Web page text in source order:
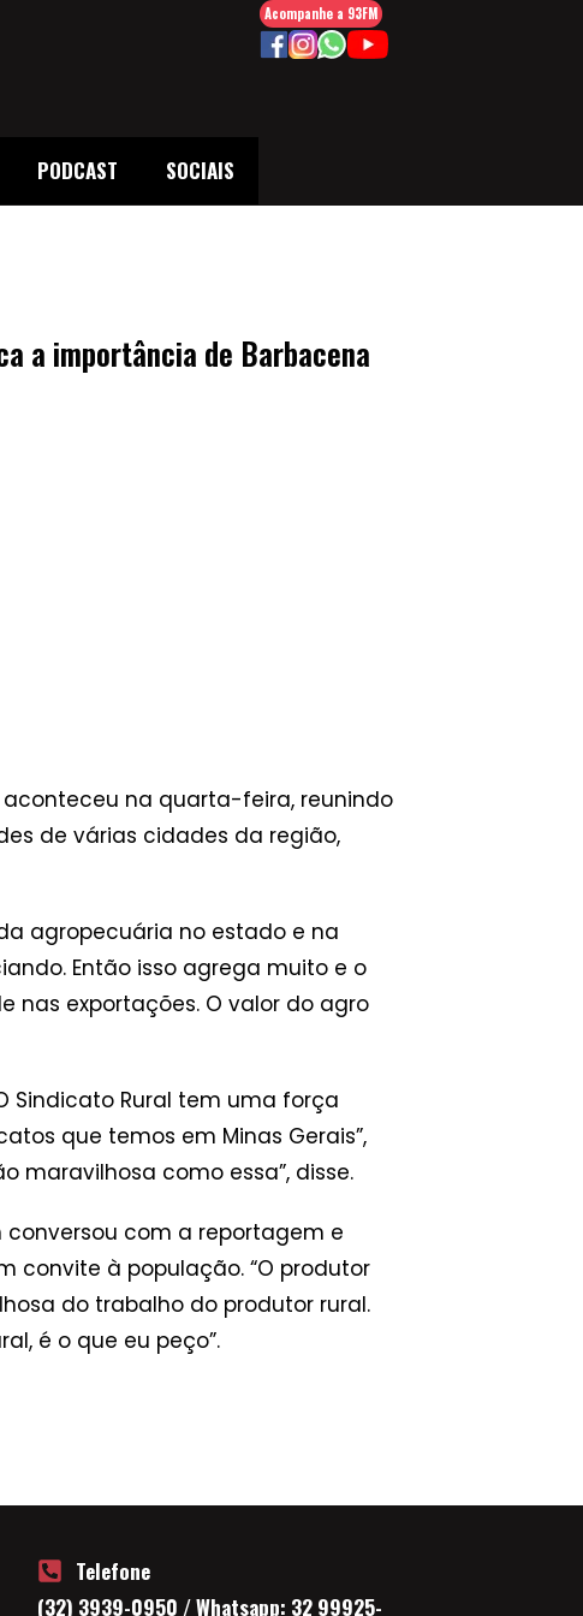
PODCAST SOCIAIS
Acompanhe a 93FM
a importância de Barbacena
na quarta-feira, reunindo
de várias cidades da região,
agropecuária no estado e na
Então isso agrega muito e o
nas exportações. O valor do agro
Sindicato Rural tem uma força
que temos em Minas Gerais”,
maravilhosa como essa”, disse.
conversou com a reportagem e
convite à população. “O produtor
do trabalho do produtor rural.
é o que eu peço”.
Telefone
(32) 3939-0950 / Whatsapp: 32 99925-